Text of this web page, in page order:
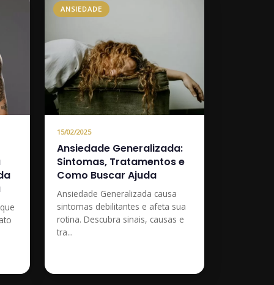
ANSIEDADE
15/02/2025
Ansiedade Generalizada:
Sintomas, Tratamentos e
Como Buscar Ajuda
Ansiedade Generalizada causa
sintomas debilitantes e afeta sua
rotina. Descubra sinais, causas e
tra...